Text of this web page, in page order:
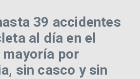
39 accidentes
al día en el
mayoría por
sin casco y sin